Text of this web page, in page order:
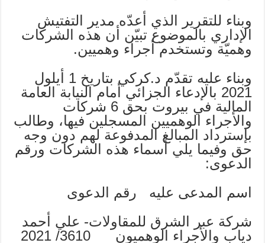
وبناء للتقرير الذي أعدّه مدير التفتيش
الإداري بالموضوع تبيّن أن هذه الشركات
وهميّة وتستخدم أجراء وهميين.
وبناء عليه تقدّم د.كركي بتاريخ 1 أيلول
2021 بالإدعاء الجزائي أمام النيابة العامة
المالية في بيروت بحق 6 شركات
والأجراء الوهميين المسجلين فيها، وطالب
بإسترداد المبالغ المدفوعة لهم دون وجه
حق وفيما يلي أسماء هذه الشركات ورقم
الدعوى:
اسم المدعى عليه رقم الدعوى
شركة عبر الشرق للمقاولات- علي أحمد
دياب والأجراء الوهميون 3610/ 2021